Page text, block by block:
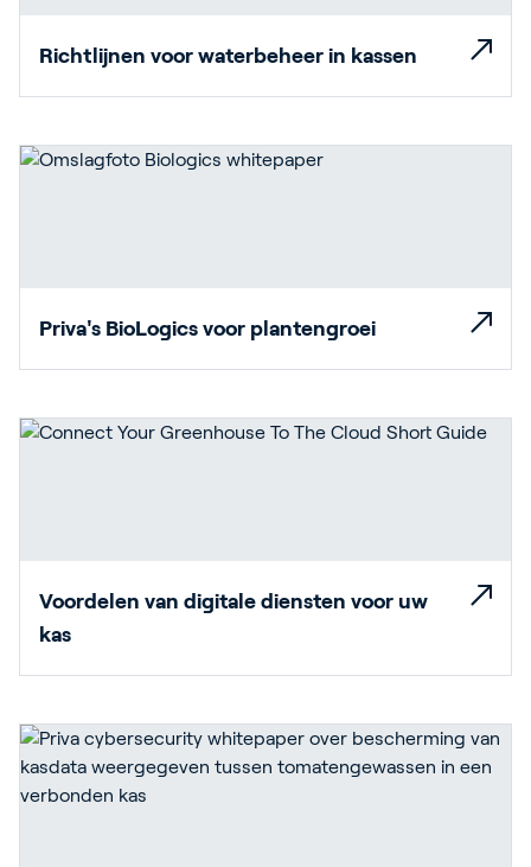
Richtlijnen voor waterbeheer in kassen
Priva's BioLogics voor plantengroei
Voordelen van digitale diensten voor uw
kas